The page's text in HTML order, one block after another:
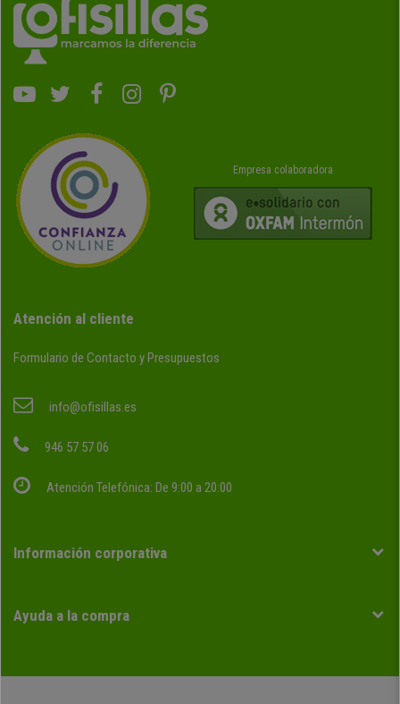
Empresa colaboradora
Atención al cliente
Formulario de Contacto y Presupuestos
info@ofisillas.es
946 57 57 06
Atención Telefónica: De 9:00 a 20:00
Información corporativa
Ayuda a la compra